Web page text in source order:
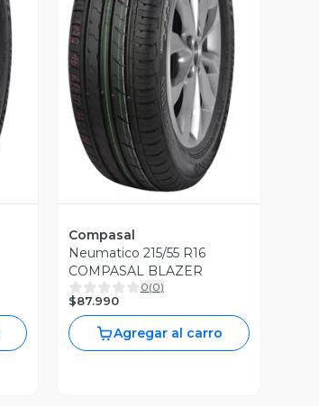
Vista Previa
Compasal
Neumatico 215/55 R16
COMPASAL BLAZER
0(0)
$87.990
Agregar al carro